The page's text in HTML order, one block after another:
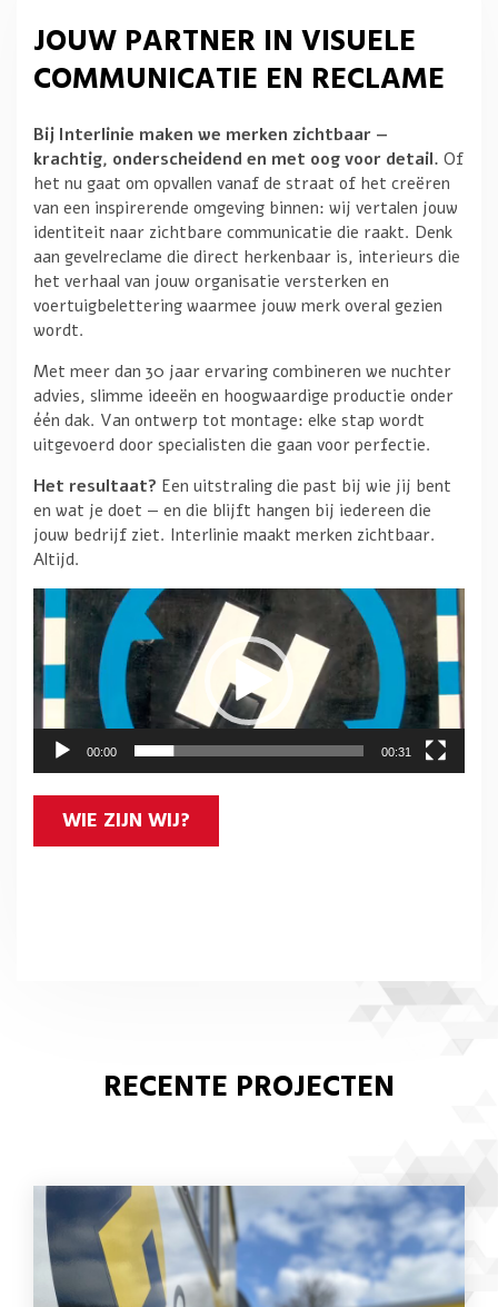
JOUW PARTNER IN VISUELE
COMMUNICATIE EN RECLAME
Bij Interlinie maken we merken zichtbaar —
krachtig, onderscheidend en met oog voor detail. Of
het nu gaat om opvallen vanaf de straat of het creëren
van een inspirerende omgeving binnen: wij vertalen jouw
identiteit naar zichtbare communicatie die raakt. Denk
aan gevelreclame die direct herkenbaar is, interieurs die
het verhaal van jouw organisatie versterken en
voertuigbelettering waarmee jouw merk overal gezien
wordt.
Met meer dan 30 jaar ervaring combineren we nuchter
advies, slimme ideeën en hoogwaardige productie onder
één dak. Van ontwerp tot montage: elke stap wordt
uitgevoerd door specialisten die gaan voor perfectie.
Het resultaat? Een uitstraling die past bij wie jij bent
en wat je doet — en die blijft hangen bij iedereen die
jouw bedrijf ziet. Interlinie maakt merken zichtbaar.
Altijd.
Videospeler
00:00 00:31
WIE ZIJN WIJ?
RECENTE PROJECTEN